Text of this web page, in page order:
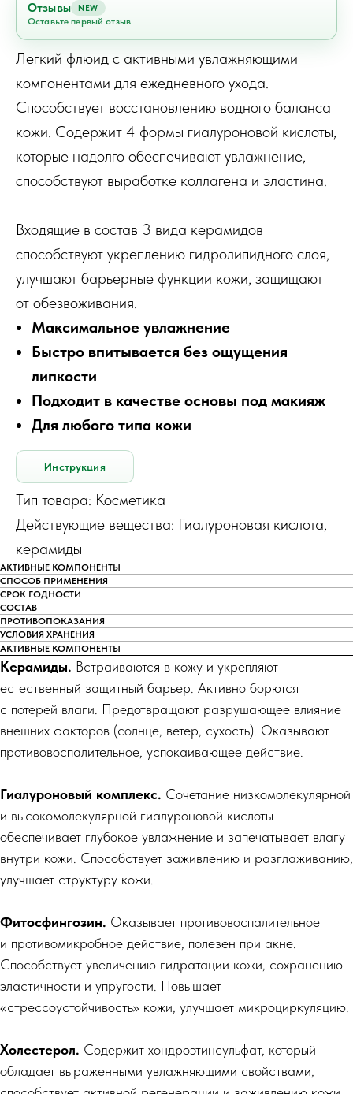
Отзывы NEW
Оставьте первый отзыв
Легкий флюид с активными увлажняющими
компонентами для ежедневного ухода.
Способствует восстановлению водного баланса
кожи. Содержит 4 формы гиалуроновой кислоты,
которые надолго обеспечивают увлажнение,
способствуют выработке коллагена и эластина.
Входящие в состав 3 вида керамидов
способствуют укреплению гидролипидного слоя,
улучшают барьерные функции кожи, защищают
от обезвоживания.
Максимальное увлажнение
Быстро впитывается без ощущения
липкости
Подходит в качестве основы под макияж
Для любого типа кожи
Инструкция
Тип товара: Косметика
Действующие вещества: Гиалуроновая кислота,
керамиды
АКТИВНЫЕ КОМПОНЕНТЫ
СПОСОБ ПРИМЕНЕНИЯ
СРОК ГОДНОСТИ
СОСТАВ
ПРОТИВОПОКАЗАНИЯ
УСЛОВИЯ ХРАНЕНИЯ
АКТИВНЫЕ КОМПОНЕНТЫ
Керамиды. Встраиваются в кожу и укрепляют
естественный защитный барьер. Активно борются
с потерей влаги. Предотвращают разрушающее влияние
внешних факторов (солнце, ветер, сухость). Оказывают
противовоспалительное, успокаивающее действие.
Гиалуроновый комплекс. Сочетание низкомолекулярной
и высокомолекулярной гиалуроновой кислоты
обеспечивает глубокое увлажнение и запечатывает влагу
внутри кожи. Способствует заживлению и разглаживанию,
улучшает структуру кожи.
Фитосфингозин. Оказывает противовоспалительное
и противомикробное действие, полезен при акне.
Способствует увеличению гидратации кожи, сохранению
эластичности и упругости. Повышает
«стрессоустойчивость» кожи, улучшает микроциркуляцию.
Холестерол. Содержит хондроэтинсульфат, который
обладает выраженными увлажняющими свойствами,